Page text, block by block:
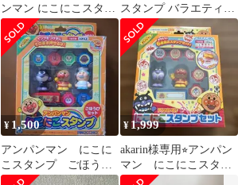
ンマン にこにこスタン
プセット
スタンプ バラエティー
セット
¥ 1,500
アンパンマン にこに
こスタンプ ごほうび
セット
¥ 1,999
akarin様専用⭐︎アンパン
マン にこにこスタン
プセット⭐︎新品未開封